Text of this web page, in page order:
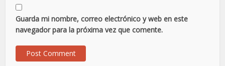
Guarda mi nombre, correo electrónico y web en este
navegador para la próxima vez que comente.